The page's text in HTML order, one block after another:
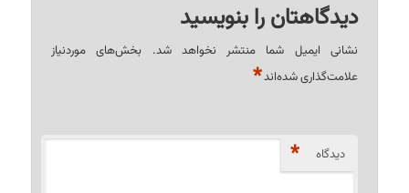
دیدگاهتان را بنویسید
نشانی ایمیل شما منتشر نخواهد شد.
بخش‌های موردنیاز
علامت‌گذاری شده‌اند*
دیدگاه *